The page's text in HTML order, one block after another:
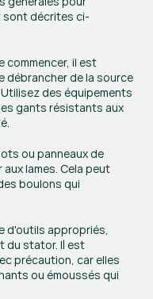
sont décrites ci-
commencer, il est
débrancher de la source
des équipements
gants résistants aux
ou panneaux de
lames. Cela peut
boulons qui
d'outils appropriés,
du stator. Il est
précaution, car elles
ou émoussés qui